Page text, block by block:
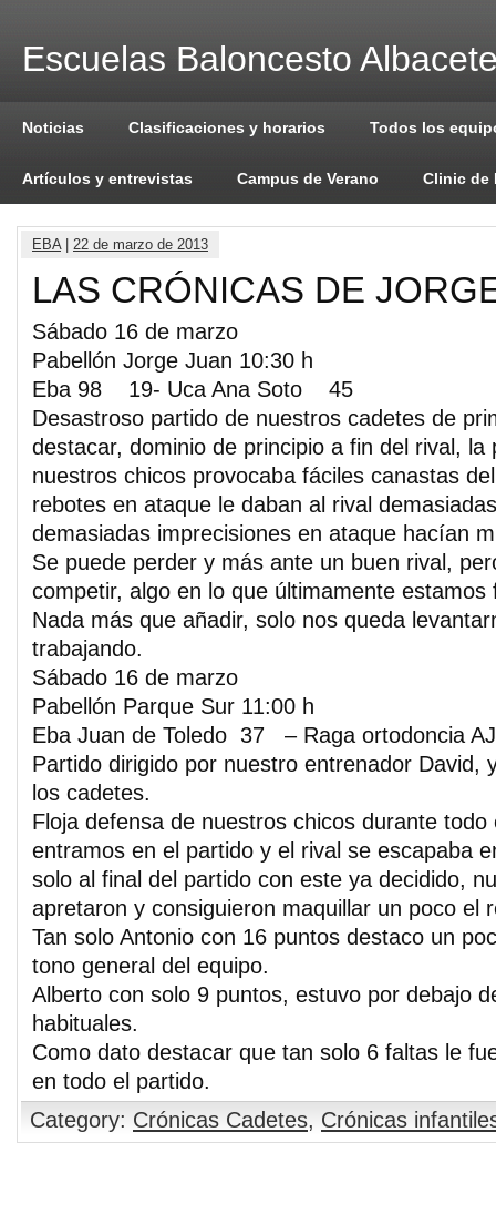
Escuelas Baloncesto
Noticias Clasificaciones y horarios Todos los
Artículos y entrevistas Campus de Verano Clinic de
EBA| 22 de marzo de 2013
LAS CRÓNICAS DE
Sábado 16 de marzo
Pabellón Jorge Juan 10:30 h
Eba 98 19- Uca Ana Soto 45
Desastroso partido de nuestros cadetes de
destacar, dominio de principio a fin del rival, la
nuestros chicos provocaba fáciles canastas
rebotes en ataque le daban al rival
demasiadas imprecisiones en ataque hacían
Se puede perder y más ante un buen rival,
competir, algo en lo que últimamente estamos
Nada más que añadir, solo nos queda
trabajando.
Sábado 16 de marzo
Pabellón Parque Sur 11:00 h
Eba Juan de Toledo 37 – Raga ortodoncia
Partido dirigido por nuestro entrenador David,
los cadetes.
Floja defensa de nuestros chicos durante todo
entramos en el partido y el rival se escapaba
solo al final del partido con este ya decidido,
apretaron y consiguieron maquillar un poco el
Tan solo Antonio con 16 puntos destaco un
tono general del equipo.
Alberto con solo 9 puntos, estuvo por debajo
habituales.
Como dato destacar que tan solo 6 faltas le
en todo el partido.
Category: Crónicas Cadetes, Crónicas